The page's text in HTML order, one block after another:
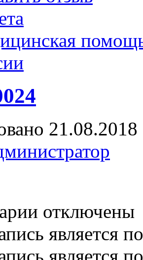
21.08.2018
записи
отключены
является
является